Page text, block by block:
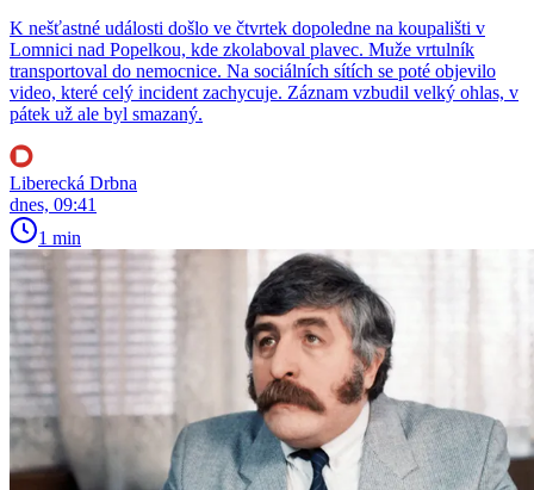
K nešťastné události došlo ve čtvrtek dopoledne na koupališti v
Lomnici nad Popelkou, kde zkolaboval plavec. Muže vrtulník
transportoval do nemocnice. Na sociálních sítích se poté objevilo
video, které celý incident zachycuje. Záznam vzbudil velký ohlas, v
pátek už ale byl smazaný.
Liberecká Drbna
dnes, 09:41
1 min